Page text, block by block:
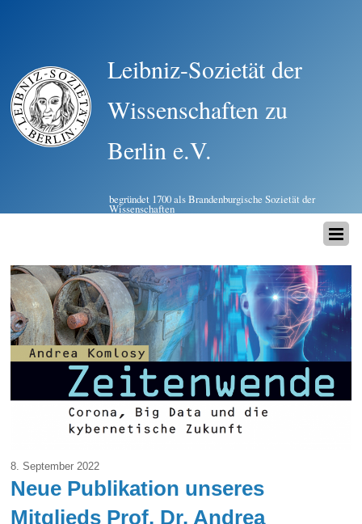
Leibniz-Sozietät der
Wissenschaften zu
Berlin e.V.
begründet 1700 als Brandenburgische Sozietät der
Wissenschaften
8. September 2022
Neue Publikation unseres
Mitglieds Prof. Dr. Andrea